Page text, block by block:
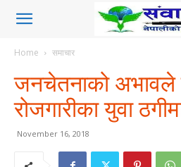
Home समाचार
जनचेतनाको
रोजगारीका युवा
November 16, 2018